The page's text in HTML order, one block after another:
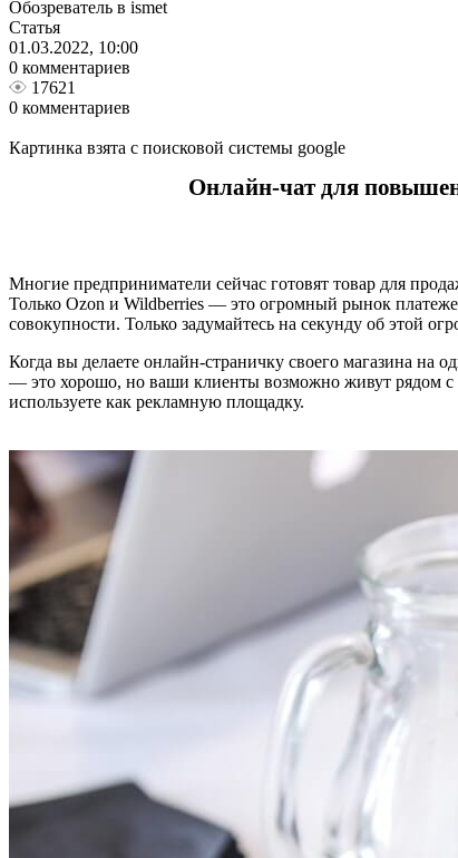
Обозреватель в ismet
Статья
01.03.2022, 10:00
0 комментариев
17621
0 комментариев
Картинка взята с поисковой системы google
Онлайн-чат для
Многие предприниматели сейчас готовят товар для
Только Ozon и Wildberries ― это огромный рынок
совокупности. Только задумайтесь на секунду об этой
Когда вы делаете онлайн-страничку своего магазина на
― это хорошо, но ваши клиенты возможно живут рядом с
используете как рекламную площадку.